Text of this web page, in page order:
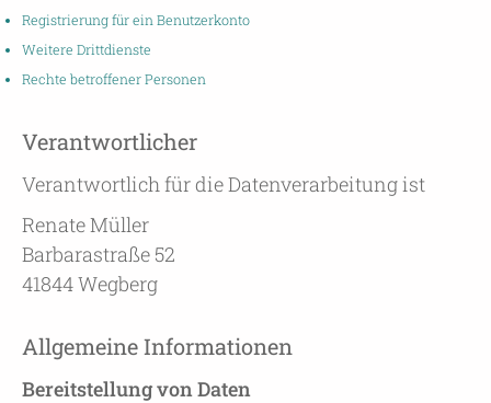
Registrierung für ein Benutzerkonto
Weitere Drittdienste
Rechte betroffener Personen
Verantwortlicher
Verantwortlich für die Datenverarbeitung ist
Renate Müller
Barbarastraße 52
41844 Wegberg
Allgemeine Informationen
Bereitstellung von Daten